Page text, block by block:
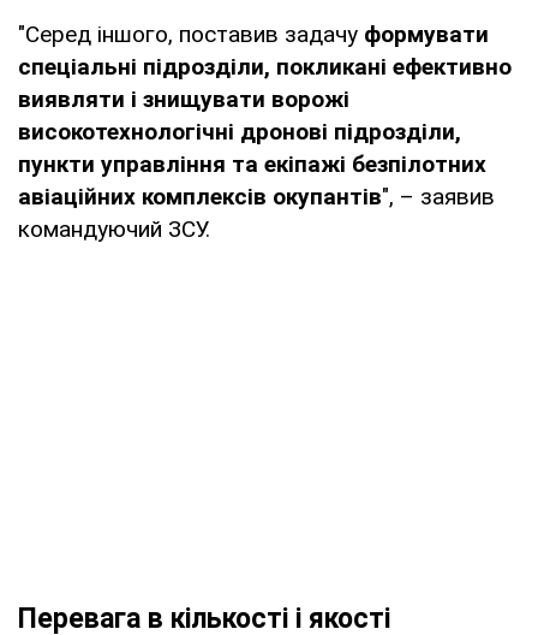
"Серед іншого, поставив задачу формувати
спеціальні підрозділи, покликані ефективно
виявляти і знищувати ворожі
високотехнологічні дронові підрозділи,
пункти управління та екіпажі безпілотних
авіаційних комплексів окупантів", – заявив
командуючий ЗСУ.
Перевага в кількості і якості